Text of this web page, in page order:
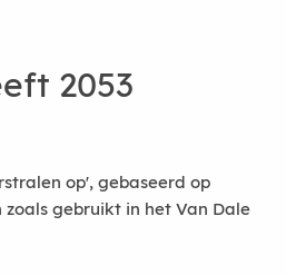
2053
op', gebaseerd op
gebruikt in het Van Dale